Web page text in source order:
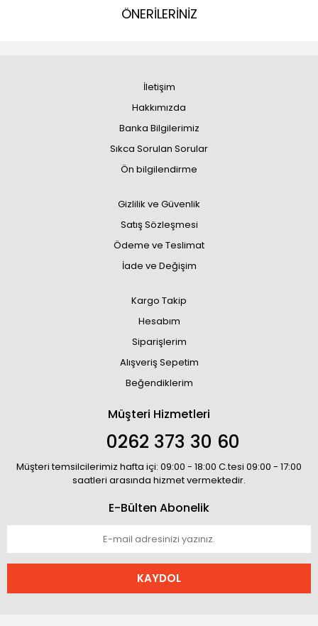
ÖNERİLERİNİZ
İletişim
Hakkımızda
Banka Bilgilerimiz
Sıkca Sorulan Sorular
Ön bilgilendirme
Gizlilik ve Güvenlik
Satış Sözleşmesi
Ödeme ve Teslimat
İade ve Değişim
Kargo Takip
Hesabım
Siparişlerim
Alışveriş Sepetim
Beğendiklerim
Müşteri Hizmetleri
0262 373 30 60
Müşteri temsilcilerimiz hafta içi: 09:00 - 18:00 C.tesi 09:00 - 17:00
saatleri arasında hizmet vermektedir.
E-Bülten Abonelik
KAYDOL